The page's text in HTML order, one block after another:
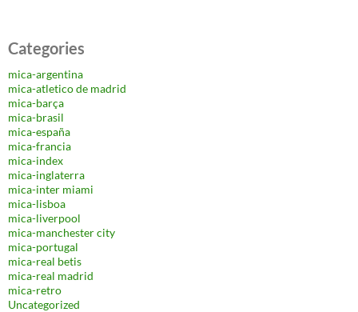
Categories
mica-argentina
mica-atletico de madrid
mica-barça
mica-brasil
mica-españa
mica-francia
mica-index
mica-inglaterra
mica-inter miami
mica-lisboa
mica-liverpool
mica-manchester city
mica-portugal
mica-real betis
mica-real madrid
mica-retro
Uncategorized